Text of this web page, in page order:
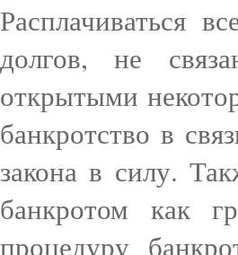
Расплачиваться
долгов, не
открытыми
банкротство в
закона в силу.
банкротом как
процедуру